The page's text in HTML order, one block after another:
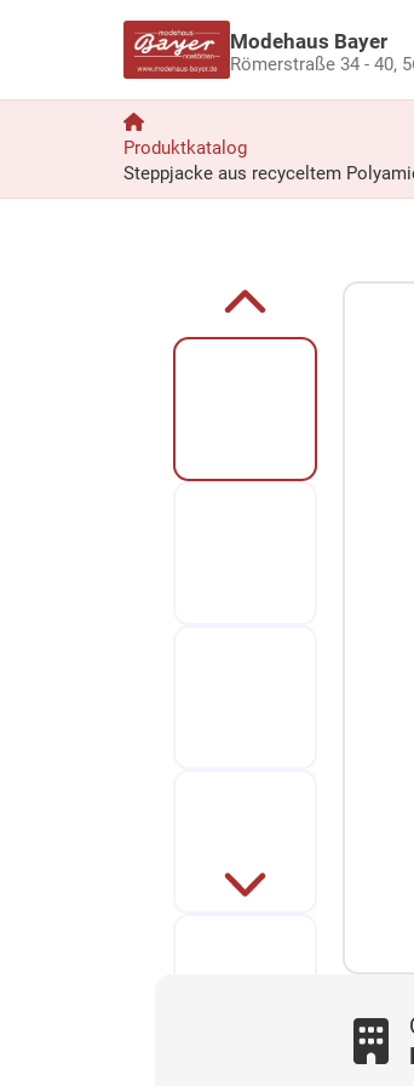
Modehaus Bayer
Römerstraße 34 - 40,
Produktkatalog
Steppjacke aus recyceltem
Zur Produktbeschreibung springen